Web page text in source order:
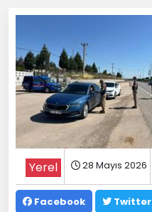
Yerel 28 Mayıs 2026
Facebook Twitter